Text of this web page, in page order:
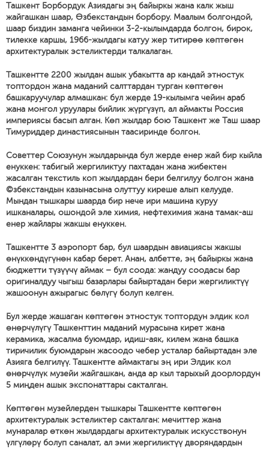
Ташкент Борбордук Азиядагы эң байыркы жана калк жыш
жайгашкан шаар, Өзбекстандын борбору. Маалым болгондой,
шаар биздин заманга чейинки 3-2-кылымдарда болгон, бирок,
тилекке каршы, 1966-жылдагы катуу жер титирөө көптөгөн
архитектуралык эстеликтерди талкалаган.
Ташкентте 2200 жылдан ашык убакытта ар кандай этностук
топтордон жана маданий салттардан турган көптөгөн
башкаруучулар алмашкан: бул жерде 19-кылымга чейин араб
жана монгол уруулары бийлик жүргүзүп, ал аймакты Россия
империясы басып алган. Көп жылдар бою Ташкент же Таш шаар
Тимуриддер династиясынын таасиринде болгон.
Советтер Союзунун жылдарында бул жерде енер жай бир кыйла
енуккен: табигый жергиликтуу пахтадан жана жибектен
жасалган текстиль коп жылдардан бери белгилуу болгон жана
©збекстандын казынасына олуттуу киреше алып келууде.
Мындан тышкары шаарда бир нече ири машина куруу
ишканалары, ошондой эле химия, нефтехимия жана тамак-аш
енер жайлары жакшы енуккен.
Ташкентте 3 аэропорт бар, бул шаардын авиациясы жакшы
өнүккөндүгүнөн кабар берет. Анан, албетте, эң байыркы жана
бюджетти түзүүчү аймак – бул соода: жандуу соодасы бар
оригиналдуу чыгыш базарлары байыртадан бери жергиликтүү
жашоонун ажырагыс бөлүгү болуп келген.
Бул жерде жашаган көптөгөн этностук топтордун элдик кол
өнөрчүлүгү Ташкенттин маданий мурасына кирет жана
керамика, жасалма буюмдар, идиш-аяк, килем жана башка
тиричилик буюмдарын жасоодо чебер усталар байыртадан эле
Азияга белгилүү. Ташкентте аймактагы эң ири Элдик кол
өнөрчүлүк музейи жайгашкан, анда ар кыл тарыхый доорлордун
5 миңден ашык экспонаттары сакталган.
Көптөгөн музейлерден тышкары Ташкентте көптөгөн
архитектуралык эстеликтер сакталган: мечиттер жана
мунаралар өткөн жылдардагы архитектуралык искусствонун
үлгүлөрү болуп саналат, ал эми жергиликтүү дворяндардын